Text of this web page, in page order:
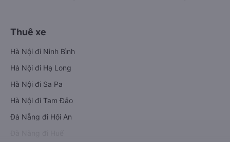
Thuê xe
Hà Nội đi Ninh Bình
Hà Nội đi Hạ Long
Hà Nội đi Sa Pa
Hà Nội đi Tam Đảo
Đà Nẵng đi Hội An